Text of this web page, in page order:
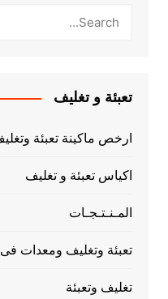
تعبئة و تغليف
ارخص ماكينة تعبئة
اكياس تعبئة و تغليف
المـنـتـجـات
تعبئة وتغليف ومعدات
تغليف وتعبئة